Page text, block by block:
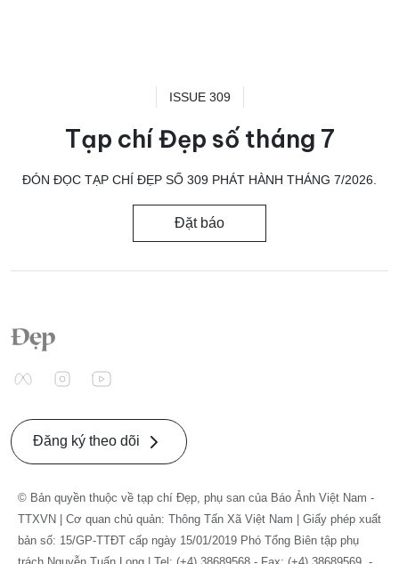
ISSUE 309
Tạp chí Đẹp số tháng 7
ĐÓN ĐỌC TẠP CHÍ ĐẸP SỐ 309 PHÁT HÀNH THÁNG 7/2026.
Đặt báo
Đăng ký theo dõi
© Bản quyền thuộc về tạp chí Đẹp, phụ san của Báo Ảnh Việt Nam -
TTXVN | Cơ quan chủ quản: Thông Tấn Xã Việt Nam | Giấy phép xuất
bản số: 15/GP-TTĐT cấp ngày 15/01/2019 Phó Tổng Biên tập phụ